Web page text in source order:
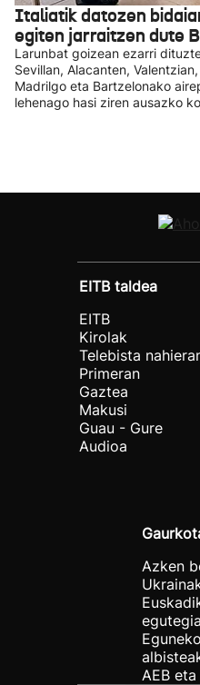
Italiatik datozen
egiten jarraitzen dute
Larunbat goizean ezarri
Sevillan, Alacanten,
Madrilgo eta Bartzelonako
lehenago hasi ziren ausazko
EITB taldea
EITB
Kirolak
Telebista
Primeran
Gaztea
Makusi
Guau - Gure
Audioa
Azken
Eguneko
AEB